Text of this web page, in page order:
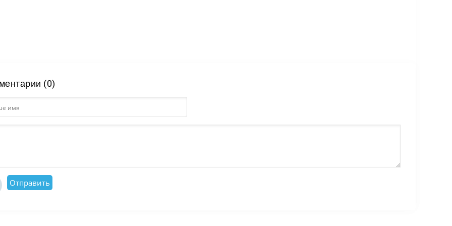
(0)
Отправить